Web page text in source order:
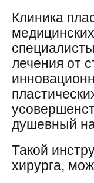
Клиника
лечения от
душевный
Такой
хирурга,